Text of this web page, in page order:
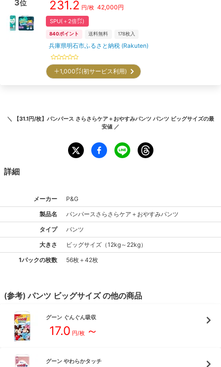
3位 231.2 円/枚 42,000円
SPU(＋2倍㌽)
840ポイント 送料無料 178枚入
兵庫県明石市ふるさと納税 (Rakuten)
＋1,000㌽(初サービス利用)
＼ 【31.1円/枚】パンパース さらさらケア＋おやすみパンツ パンツ ビッグサイズの最
安値 ／
詳細
メーカー P&G
製品名 パンパース さらさらケア＋おやすみパンツ
タイプ パンツ
大きさ ビッグサイズ （12kg～22kg）
1パックの枚数 56枚＋42枚
(参考)パンツ ビッグサイズの他の商品
グーン ぐんぐん吸収
17.0 円/枚 ～
グーン やわらかタッチ